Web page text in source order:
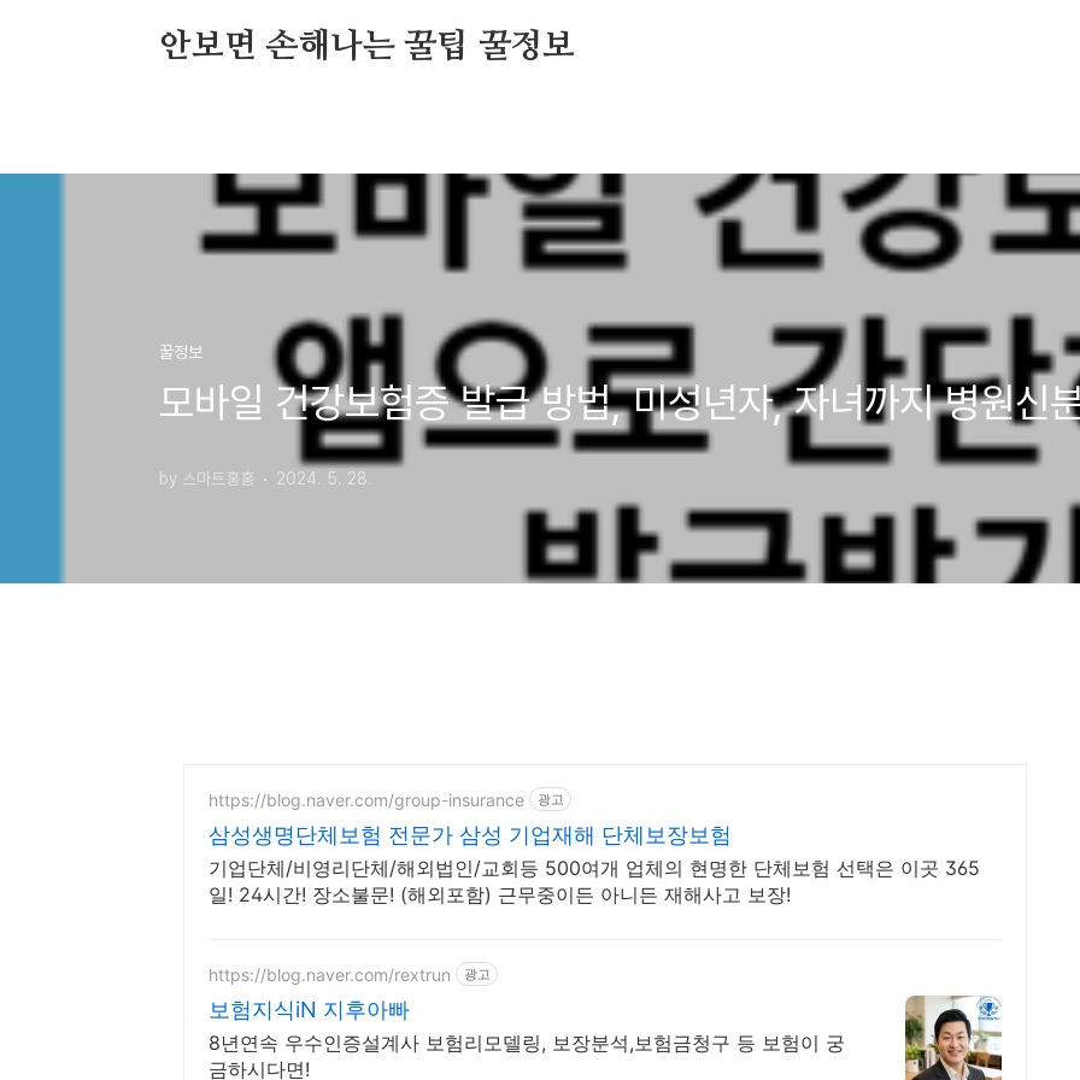
안보면 손해나는 꿀팁 꿀정보
꿀정보
모바일 건강보험증 발급 방법, 미성년자, 자녀까지 병원신
by 스마트홍홍 2024. 5. 28.
https://blog.naver.com/group-insurance 광고
삼성생명단체보험 전문가 삼성 기업재해 단체보장보험
기업단체/비영리단체/해외법인/교회등 500여개 업체의 현명한 단체보험 선택은 이곳 365
일! 24시간! 장소불문! (해외포함) 근무중이든 아니든 재해사고 보장!
https://blog.naver.com/rextrun 광고
보험지식iN 지후아빠
8년연속 우수인증설계사 보험리모델링, 보장분석,보험금청구 등 보험이 궁
금하시다면!